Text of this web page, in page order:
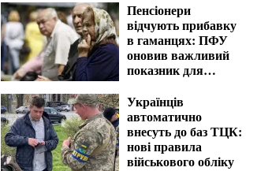
Пенсіонери
відчують прибавку
в гаманцях: ПФУ
оновив важливий
показник для
Українців
автоматично
внесуть до баз ТЦК:
нові правила
військового обліку